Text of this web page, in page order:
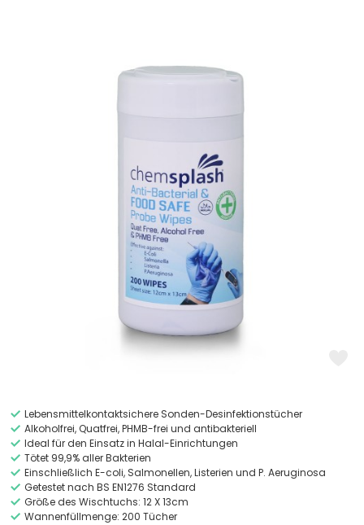
Lebensmittelkontaktsichere Sonden-Desinfektionstücher
Alkoholfrei, Quatfrei, PHMB-frei und antibakteriell
Ideal für den Einsatz in Halal-Einrichtungen
Tötet 99,9% aller Bakterien
Einschließlich E-coli, Salmonellen, Listerien und P. Aeruginosa
Getestet nach BS EN1276 Standard
Größe des Wischtuchs: 12 X 13cm
Wannenfüllmenge: 200 Tücher